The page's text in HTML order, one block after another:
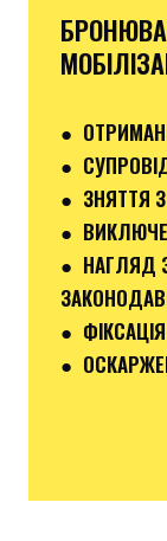
●
●
● ЗНЯТТЯ
●
● НАГЛЯД
●
●